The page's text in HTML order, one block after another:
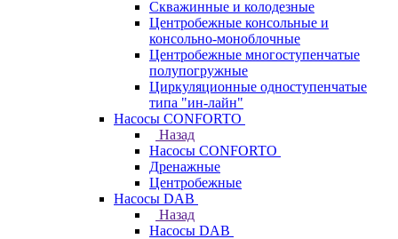
Скважинные и колодезные
Центробежные консольные и
консольно-моноблочные
Центробежные многоступенчатые
полупогружные
Циркуляционные одноступенчатые
типа "ин-лайн"
Насосы CONFORTO
Назад
Насосы CONFORTO
Дренажные
Центробежные
Насосы DAB
Назад
Насосы DAB